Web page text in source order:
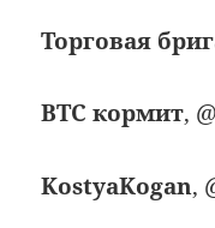
Торговая
BTC кормит,
KostyaKogan,